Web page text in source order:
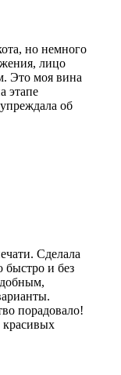
но немного
лицо
Это моя вина
этапе
об
Сделала
быстро и без
порадовало!
красивых